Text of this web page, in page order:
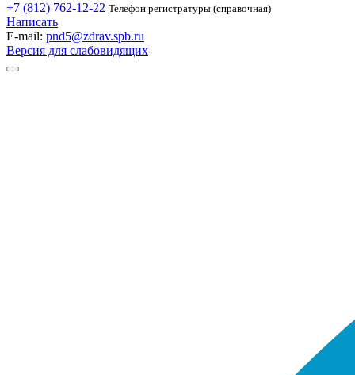
+7 (812) 762-12-22 Телефон регистратуры (справочная)
Написать
E-mail: pnd5@zdrav.spb.ru
Версия для слабовидящих